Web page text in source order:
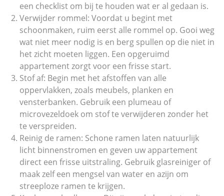
een checklist om bij te houden wat er al gedaan is.
Verwijder rommel: Voordat u begint met
schoonmaken, ruim eerst alle rommel op. Gooi weg
wat niet meer nodig is en berg spullen op die niet in
het zicht moeten liggen. Een opgeruimd
appartement zorgt voor een frisse start.
Stof af: Begin met het afstoffen van alle
oppervlakken, zoals meubels, planken en
vensterbanken. Gebruik een plumeau of
microvezeldoek om stof te verwijderen zonder het
te verspreiden.
Reinig de ramen: Schone ramen laten natuurlijk
licht binnenstromen en geven uw appartement
direct een frisse uitstraling. Gebruik glasreiniger of
maak zelf een mengsel van water en azijn om
streeploze ramen te krijgen.